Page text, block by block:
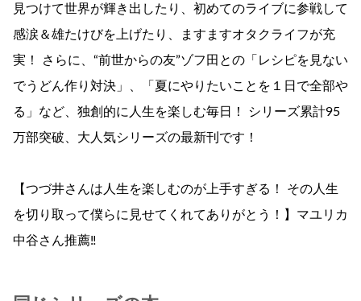
見つけて世界が輝き出したり、初めてのライブに参戦して
感涙＆雄たけびを上げたり、ますますオタクライフが充
実！ さらに、“前世からの友”ゾフ田との「レシピを見ない
でうどん作り対決」、「夏にやりたいことを１日で全部や
る」など、独創的に人生を楽しむ毎日！ シリーズ累計95
万部突破、大人気シリーズの最新刊です！
【つづ井さんは人生を楽しむのが上手すぎる！ その人生
を切り取って僕らに見せてくれてありがとう！】マユリカ
中谷さん推薦‼